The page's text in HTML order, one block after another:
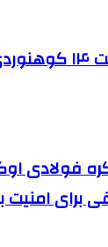
قانون ساعت
برای امنیت